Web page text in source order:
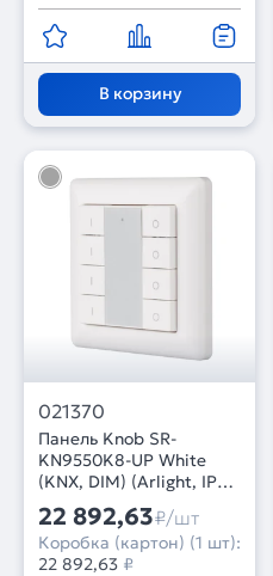
В корзину
021370
Панель Knob SR-
KN9550K8-UP White
(KNX, DIM) (Arlight, IP20
Пластик, 3 года)
22 892,63₽/шт
Коробка (картон) (1 шт):
22 892,63 ₽